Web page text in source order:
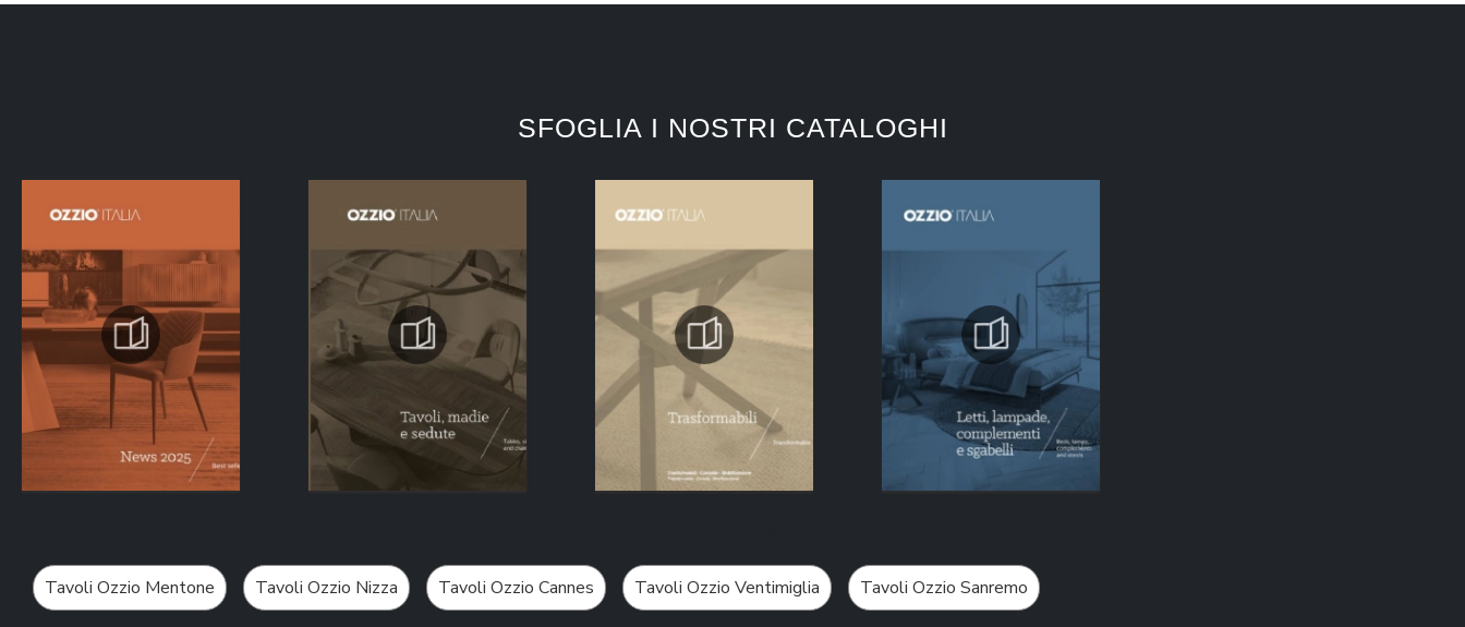
SFOGLIA I NOSTRI CATALOGHI
Tavoli Ozzio Mentone Tavoli Ozzio Nizza Tavoli Ozzio Cannes Tavoli Ozzio Ventimiglia Tavoli Ozzio Sanremo